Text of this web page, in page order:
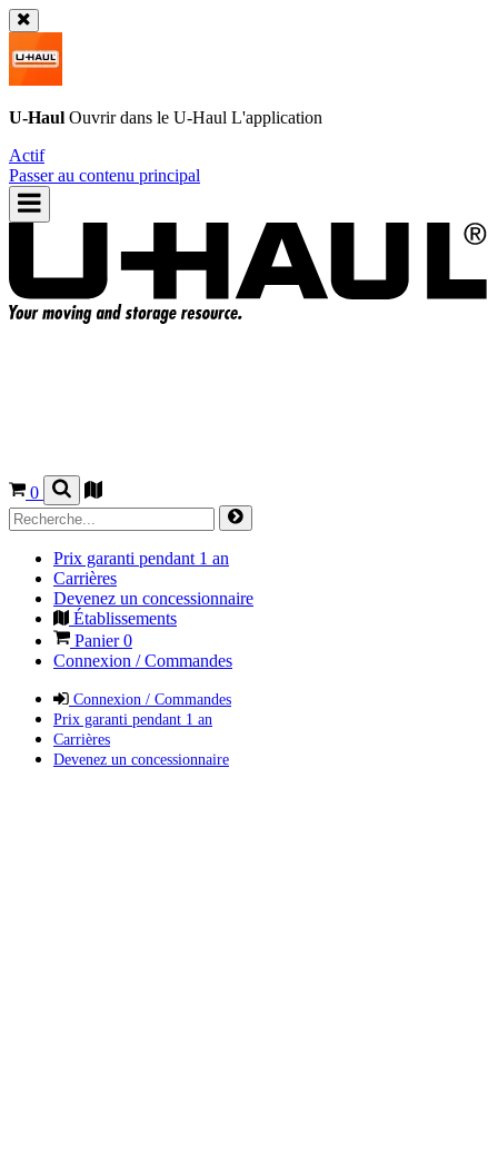
U-Haul Ouvrir dans le U-Haul L'application
Actif
Passer au contenu principal
0
Prix garanti pendant 1 an
Carrières
Devenez un concessionnaire
Établissements
Panier0
Connexion / Commandes
Connexion / Commandes
Prix garanti pendant 1 an
Carrières
Devenez un concessionnaire